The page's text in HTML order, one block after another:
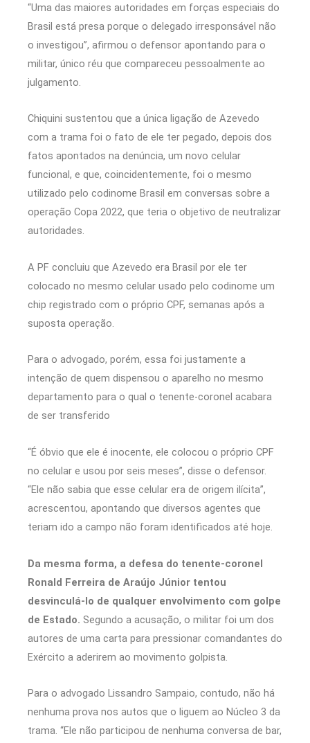
“Uma das maiores autoridades em forças especiais do
Brasil está presa porque o delegado irresponsável não
o investigou”, afirmou o defensor apontando para o
militar, único réu que compareceu pessoalmente ao
julgamento.
Chiquini sustentou que a única ligação de Azevedo
com a trama foi o fato de ele ter pegado, depois dos
fatos apontados na denúncia, um novo celular
funcional, e que, coincidentemente, foi o mesmo
utilizado pelo codinome Brasil em conversas sobre a
operação Copa 2022, que teria o objetivo de neutralizar
autoridades.
A PF concluiu que Azevedo era Brasil por ele ter
colocado no mesmo celular usado pelo codinome um
chip registrado com o próprio CPF, semanas após a
suposta operação.
Para o advogado, porém, essa foi justamente a
intenção de quem dispensou o aparelho no mesmo
departamento para o qual o tenente-coronel acabara
de ser transferido
“É óbvio que ele é inocente, ele colocou o próprio CPF
no celular e usou por seis meses”, disse o defensor.
“Ele não sabia que esse celular era de origem ilícita”,
acrescentou, apontando que diversos agentes que
teriam ido a campo não foram identificados até hoje.
Da mesma forma, a defesa do tenente-coronel
Ronald Ferreira de Araújo Júnior tentou
desvinculá-lo de qualquer envolvimento com golpe
de Estado. Segundo a acusação, o militar foi um dos
autores de uma carta para pressionar comandantes do
Exército a aderirem ao movimento golpista.
Para o advogado Lissandro Sampaio, contudo, não há
nenhuma prova nos autos que o liguem ao Núcleo 3 da
trama. “Ele não participou de nenhuma conversa de bar,